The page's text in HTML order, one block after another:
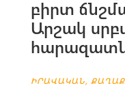
բիրտ
Արշակ
ԻՐԱՎԱԿԱՆ,